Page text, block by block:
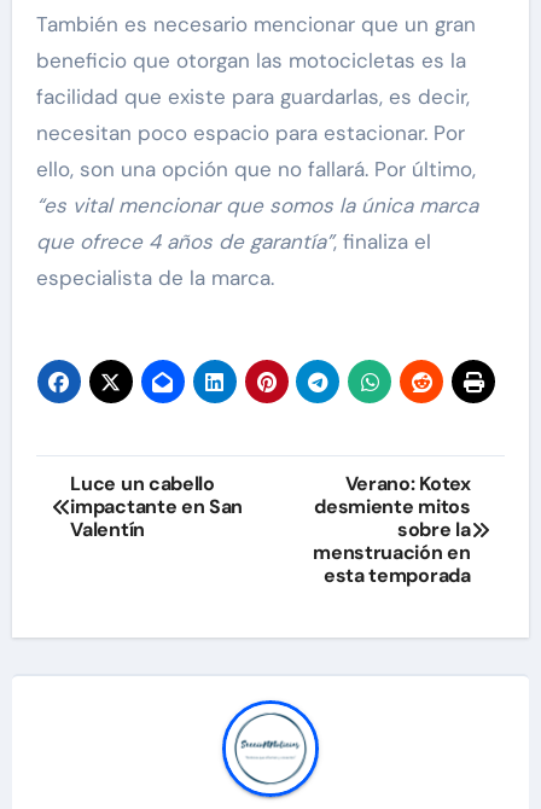
También es necesario mencionar que un gran
beneficio que otorgan las motocicletas es la
facilidad que existe para guardarlas, es decir,
necesitan poco espacio para estacionar. Por
ello, son una opción que no fallará. Por último,
“es vital mencionar que somos la única marca
que ofrece 4 años de garantía”, finaliza el
especialista de la marca.
Navegación
de
Luce un cabello
impactante en San
Valentín
Verano: Kotex
desmiente mitos
sobre la
menstruación en
esta temporada